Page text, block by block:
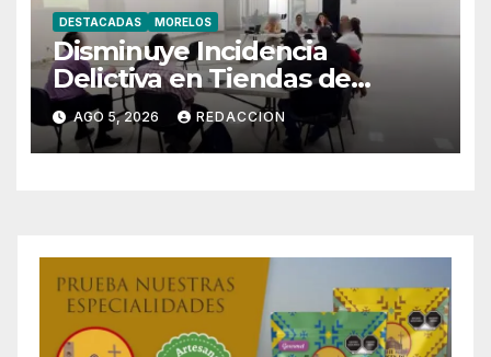
DESTACADAS MORELOS
Disminuye Incidencia
Delictiva en Tiendas de
Morelos
AGO 5, 2026 REDACCION